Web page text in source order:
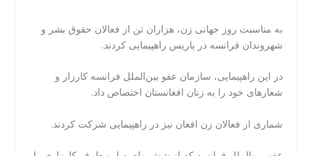
به مناسبت روز جهانی زن، هزاران تن از فعالان حقوق بشر و
شهروندان فرانسه در پاریس راهپیمایی کردند.
در این راهپیمایی، سازمان عفو بین‌الملل فرانسه کارزار و
شعارهای خود را به زنان افغانستان اختصاص داد.
شماری از فعالان زن افغان نیز در راهپیمایی شرکت کردند.